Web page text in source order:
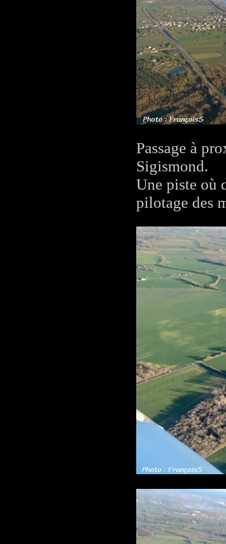
Passage à
Sigismond.
Une piste où
pilotage des